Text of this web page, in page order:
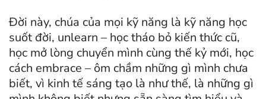
Đời này, chúa của mọi kỹ năng là kỹ năng học
suốt đời, unlearn – học tháo bỏ kiến thức cũ,
học mở lòng chuyển mình cùng thế kỷ mới, học
cách embrace – ôm chầm những gì mình chưa
biết, vì kinh tế sáng tạo là như thế, là những gì